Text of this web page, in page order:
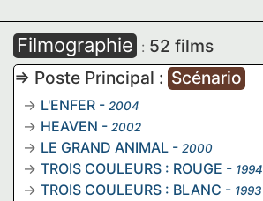
Filmographie : 52 films
=> Poste Principal : Scénario
L'ENFER - 2004
HEAVEN - 2002
LE GRAND ANIMAL - 2000
TROIS COULEURS : ROUGE - 1994
TROIS COULEURS : BLANC - 1993